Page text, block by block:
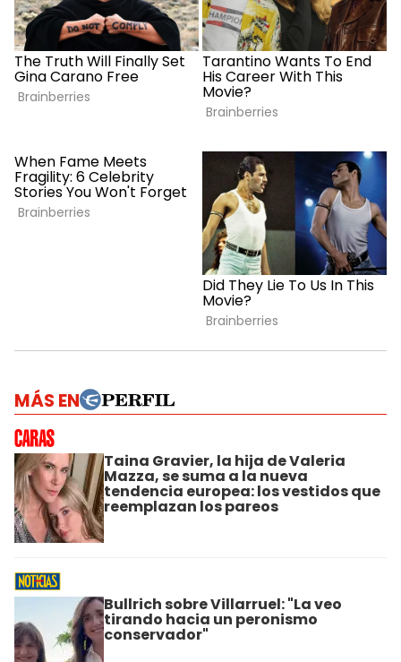
MÁS EN
Taina Gravier, la hija de Valeria
Mazza, se suma a la nueva
tendencia europea: los vestidos que
reemplazan los pareos
Bullrich sobre Villarruel: "La veo
tirando hacia un peronismo
conservador"